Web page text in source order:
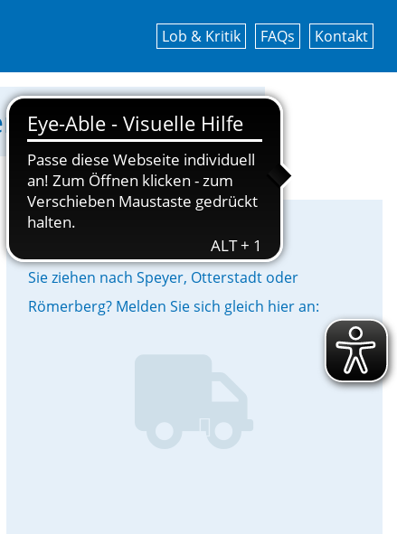
Lob & Kritik FAQs Kontakt
Speyer GmbH!
Umzug
Sie ziehen nach Speyer, Otterstadt oder
Römerberg? Melden Sie sich gleich hier an: